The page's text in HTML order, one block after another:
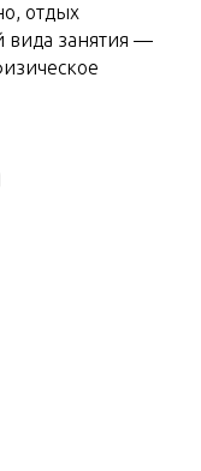
отдых
вида занятия —